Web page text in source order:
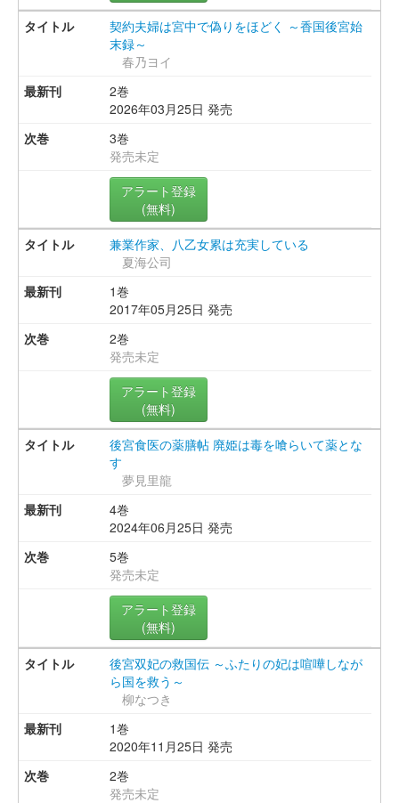
契約夫婦は宮中で偽りをほどく ～香国後宮始
末録～
春乃ヨイ
2巻
2026年03月25日 発売
3巻
発売未定
アラート登録
(無料)
兼業作家、八乙女累は充実している
夏海公司
1巻
2017年05月25日 発売
2巻
発売未定
アラート登録
(無料)
後宮食医の薬膳帖 廃姫は毒を喰らいて薬とな
す
夢見里龍
4巻
2024年06月25日 発売
5巻
発売未定
アラート登録
(無料)
後宮双妃の救国伝 ～ふたりの妃は喧嘩しなが
ら国を救う～
柳なつき
1巻
2020年11月25日 発売
2巻
発売未定